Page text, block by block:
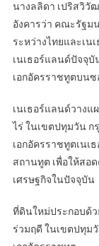
นางลลิดา เปริสวิวั
อังคารว่า คณะรัฐม
ระหว่างไทยและเน
เนเธอร์แลนด์ปัจจุ
เอกอัครราชทูตบนซ
เนเธอร์แลนด์วาง
ไร่ ในเขตปทุมวัน ก
เอกอัครราชทูตเน
สถานทูต เพื่อให้สอ
เศรษฐกิจในปัจจุบัน
ที่ดินใหม่ประกอบด้ว
ร่วมฤดี ในเขตปทุม